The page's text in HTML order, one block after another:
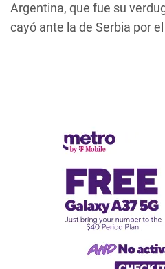
Argentina, que fue su
cayó ante la de Serbia por